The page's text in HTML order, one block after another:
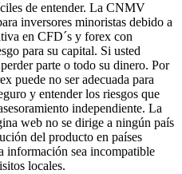
de entender. La CNMV
inversores minoristas debido a
en CFD´s y forex con
para su capital. Si usted
parte o todo su dinero. Por
puede no ser adecuada para
y entender los riesgos que
independiente. La
web no se dirige a ningún país
del producto en países
información sea incompatible
locales.